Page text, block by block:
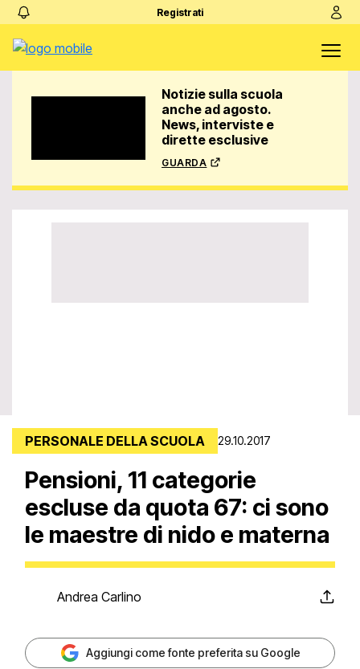
Registrati
Notizie sulla scuola
anche ad agosto.
News, interviste e
dirette esclusive
guarda
PERSONALE DELLA SCUOLA 29.10.2017
Pensioni, 11 categorie
escluse da quota 67: ci sono
le maestre di nido e materna
Andrea Carlino
Aggiungi come fonte preferita su Google